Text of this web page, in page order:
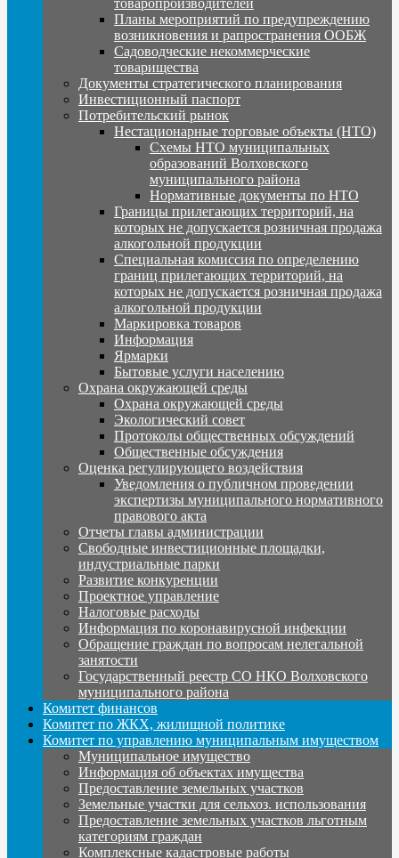
Планы мероприятий по предупреждению
возникновения и рапространения ООБЖ
Садоводческие некоммерческие
товарищества
Документы стратегического планирования
Инвестиционный паспорт
Потребительский рынок
Нестационарные торговые объекты (НТО)
Схемы НТО муниципальных
образований Волховского
муниципального района
Нормативные документы по НТО
Границы прилегающих территорий, на
которых не допускается розничная продажа
алкогольной продукции
Специальная комиссия по определению
границ прилегающих территорий, на
которых не допускается розничная продажа
алкогольной продукции
Маркировка товаров
Информация
Ярмарки
Бытовые услуги населению
Охрана окружающей среды
Охрана окружающей среды
Экологический совет
Протоколы общественных обсуждений
Общественные обсуждения
Оценка регулирующего воздействия
Уведомления о публичном проведении
экспертизы муниципального нормативного
правового акта
Отчеты главы администрации
Свободные инвестиционные площадки,
индустриальные парки
Развитие конкуренции
Проектное управление
Налоговые расходы
Информация по коронавирусной инфекции
Обращение граждан по вопросам нелегальной
занятости
Государственный реестр СО НКО Волховского
муниципального района
Комитет финансов
Комитет по ЖКХ, жилищной политике
Комитет по управлению муниципальным имуществом
Муниципальное имущество
Информация об объектах имущества
Предоставление земельных участков
Земельные участки для сельхоз. использования
Предоставление земельных участков льготным
категориям граждан
Комплексные кадастровые работы